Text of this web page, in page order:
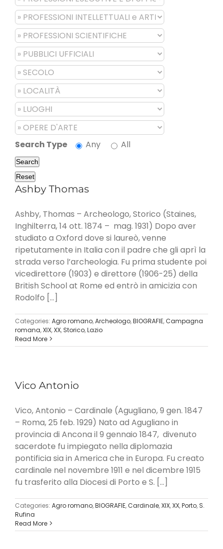
Search Type Any All
Search
Reset
Ashby Thomas
Ashby, Thomas – Archeologo, Storico (Staines,
Inghilterra, 14 ott. 1874 – mag. 1931) Dopo aver
studiato a Oxford dove si laureò, venne
ripetutamente in Italia con il padre che gli aprì la
strada verso l’archeologia. Fu prima studente poi
vicedirettore (1903) e direttore (1906-25) della
British School at Rome ed entrò in amicizia con
Rodolfo [...]
Categories: Agro romano,Archeologo,BIOGRAFIE,Campagna
romana,XIX,XX, Storico,Lazio
Read More
Vico Antonio
Vico, Antonio – Cardinale (Agugliano, 9 gen. 1847
– Roma, 25 feb. 1929) Nato ad Agugliano in
provincia di Ancona il 9 gennaio 1847, divenuto
sacerdote fu impiegato nella diplomazia
pontificia sia in America che in Europa. Fu creato
cardinale nel novembre 1911 e nel dicembre 1915
fu trasferito alla Diocesi di Porto e S. [...]
Categories: Agro romano,BIOGRAFIE,Cardinale,XIX,XX,Porto, S.
Rufina
Read More